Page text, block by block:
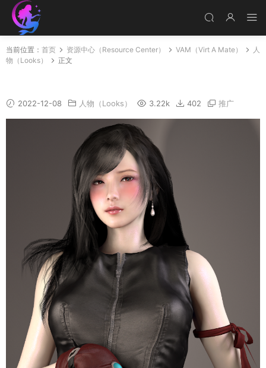
当前位置： 首页 资源中心（Resource Center） VAM（Virt A Mate）
人
物（Looks）
正文
2022-12-08 人物（Looks） 3.22k 402 推广